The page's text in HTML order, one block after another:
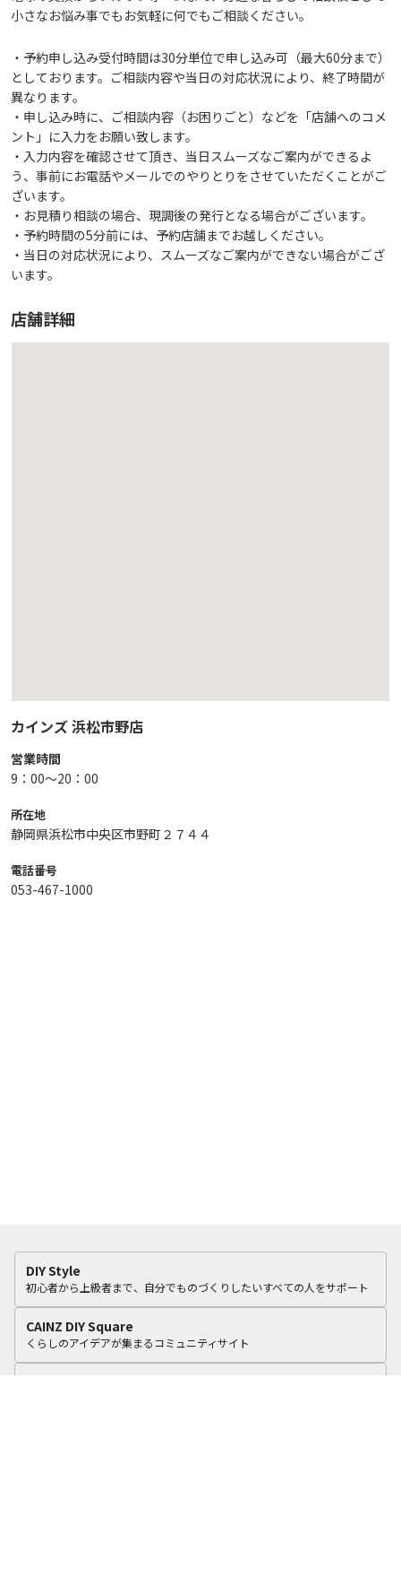
小さなお悩み事でもお気軽に何でもご相談ください。
・予約申し込み受付時間は30分単位で申し込み可（最大60分まで）
としております。ご相談内容や当日の対応状況により、終了時間が
異なります。
・申し込み時に、ご相談内容（お困りごと）などを「店舗へのコメ
ント」に入力をお願い致します。
・入力内容を確認させて頂き、当日スムーズなご案内ができるよ
う、事前にお電話やメールでのやりとりをさせていただくことがご
ざいます。
・お見積り相談の場合、現調後の発行となる場合がございます。
・予約時間の5分前には、予約店舗までお越しください。
・当日の対応状況により、スムーズなご案内ができない場合がござ
います。
店舗詳細
カインズ 浜松市野店
営業時間
9：00～20：00
所在地
静岡県浜松市中央区市野町２７４４
電話番号
053-467-1000
DIY Style
初心者から上級者まで、自分でものづくりしたいすべての人をサポート
CAINZ DIY Square
くらしのアイデアが集まるコミュニティサイト